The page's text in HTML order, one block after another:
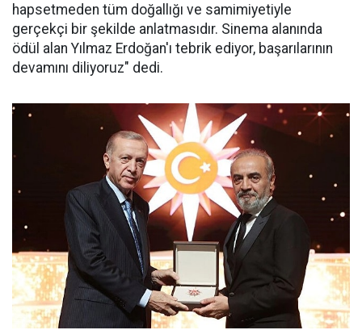
hapsetmeden tüm doğallığı ve samimiyetiyle
gerçekçi bir şekilde anlatmasıdır. Sinema alanında
ödül alan Yılmaz Erdoğan'ı tebrik ediyor, başarılarının
devamını diliyoruz" dedi.